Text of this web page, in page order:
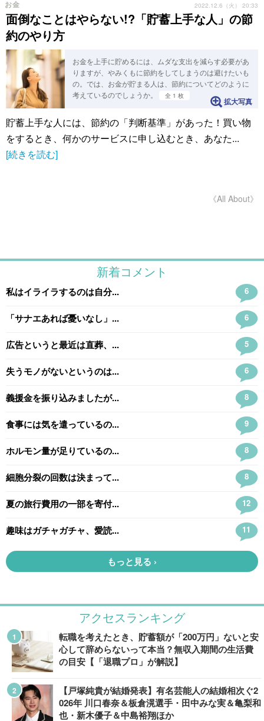
面倒なことはやらない!?「貯蓄上手な人」の節
約のやり方
お金 2022.12.6（火） 20:33
お金を上手に貯めるには、ムダな支出を減らす必要があ
りますが、やみくもに節約をしてしまうのは避けたいも
の。では、お金が貯まる人は、節約についてどのように
考えているのでしょうか。
全 1 枚
拡大写真
貯蓄上手な人には、節約の「判断基準」があった！買い物
をするとき、何かのサービスに申し込むとき、あなた...
[続きを読む]
《All About》
アクセスランキング
転職を考えたとき、貯蓄額が「200万円」ないと安
心して辞めらないって本当？無収入期間の生活費
の目安【「退職プロ」が解説】
【戸塚純貴が結婚発表】有名芸能人の結婚相次ぐ2
026年 川口春奈＆板倉滉選手・田中みな実＆亀梨和
也・新木優子＆中島裕翔ほか